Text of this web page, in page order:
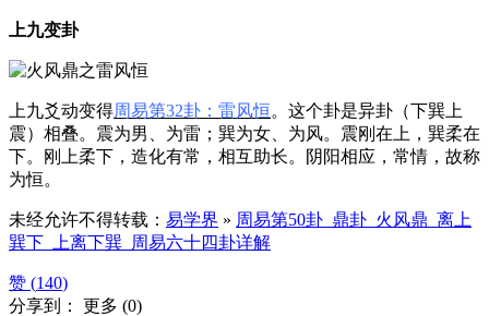
上九变卦
上九爻动变得周易第32卦：雷风恒。这个卦是异卦（下巽上
震）相叠。震为男、为雷；巽为女、为风。震刚在上，巽柔在
下。刚上柔下，造化有常，相互助长。阴阳相应，常情，故称
为恒。
未经允许不得转载： 易学界 » 周易第50卦_鼎卦_火风鼎_离上
巽下_上离下巽_周易六十四卦详解
赞 (140)
分享到： 更多 (0)